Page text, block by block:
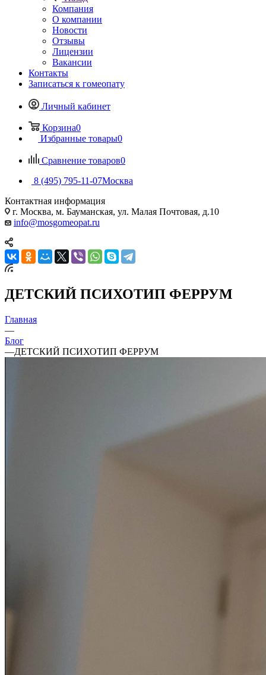
Компания
О компании
Новости
Отзывы
Лицензии
Вакансии
Контакты
Записаться к гомеопату
Личный кабинет
Корзина0
Избранные товары0
Сравнение товаров0
8 (495) 795-11-07Москва
Контактная информация
г. Москва, м. Бауманская, ул. Малая Почтовая, д.10
info@mosgomeopat.ru
ДЕТСКИЙ ПСИХОТИП ФЕРРУМ
Главная
—
Блог
—ДЕТСКИЙ ПСИХОТИП ФЕРРУМ